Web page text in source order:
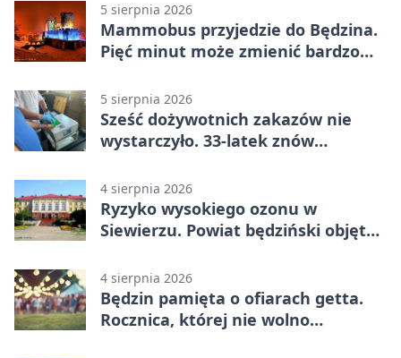
5 sierpnia 2026
Mammobus przyjedzie do Będzina.
Pięć minut może zmienić bardzo
5 sierpnia 2026
Sześć dożywotnich zakazów nie
wystarczyło. 33-latek znów
4 sierpnia 2026
Ryzyko wysokiego ozonu w
Siewierzu. Powiat będziński objęty
4 sierpnia 2026
Będzin pamięta o ofiarach getta.
Rocznica, której nie wolno